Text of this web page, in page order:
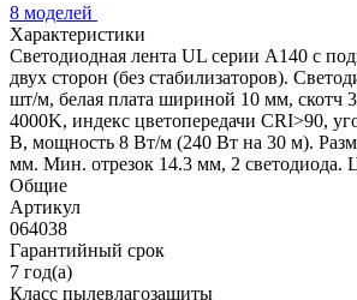
8 моделей
Характеристики
Светодиодная лента UL серии A140 с
двух сторон (без стабилизаторов).
шт/м, белая плата шириной 10 мм,
4000K, индекс цветопередачи CRI>90,
В, мощность 8 Вт/м (240 Вт на 30 м).
мм. Мин. отрезок 14.3 мм, 2 светодиода.
Общие
Артикул
064038
Гарантийный срок
7 год(а)
Класс пылевлагозащиты